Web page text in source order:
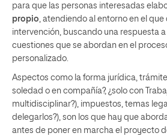
para que las personas interesadas
propio, atendiendo al entorno en el
intervención, buscando una respuesta
cuestiones que se abordan en el
personalizado.
Aspectos como la forma jurídica,
soledad o en compañía?, ¿solo con
multidisciplinar?), impuestos, temas
delegarlos?), son los que hay que
antes de poner en marcha el proyecto